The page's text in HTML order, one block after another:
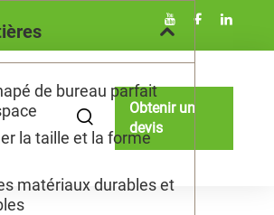
Obtenir un
devis
de bureau parfait
la taille et la forme
matériaux durables et